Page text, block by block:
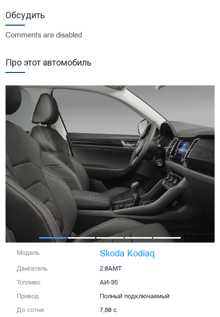
Обсудить
Comments are disabled
Про этот автомобиль
Модель Skoda Kodiaq
Двигатель 2.0AMT
Топливо АИ-95
Привод Полный подключаемый
До сотни 7,80 с